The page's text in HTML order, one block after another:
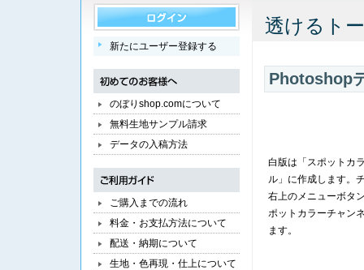
透けるト
Photoshop
白版は「スポットカ
ル」に作成します。
右上のメニューボタ
ポットカラーチャン
ます。
新たにユーザー登録する
のぼりshop.comについて
無料生地サンプル請求
データの入稿方法
ご購入までの流れ
料金・お支払方法について
配送・納期について
生地・色再現・仕上について